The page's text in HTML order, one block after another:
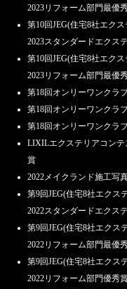
2023リフォーム部門最優
第10回JEG(住宅8社エク
2023スタンダードエクス
第10回JEG(住宅8社エク
2023リフォーム部門最優
第18回オンリーワンクラ
第18回オンリーワンクラ
第18回オンリーワンクラ
LIXILエクステリアコン
賞
2022メイクランド施工写
第9回JEG(住宅8社エクス
2022スタンダードエクス
第9回JEG(住宅8社エクス
2022リフォーム部門最優
第9回JEG(住宅8社エクス
2022リフォーム部門優秀